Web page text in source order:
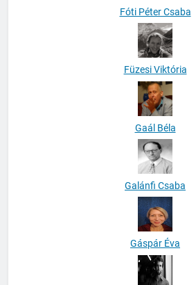
Fóti Péter Csaba
Füzesi Viktória
Gaál Béla
Galánfi Csaba
Gáspár Éva